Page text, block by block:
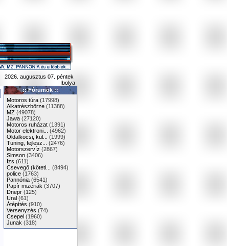
2026. augusztus 07. péntek
Ibolya
:: Fórumok ::
Motoros túra (17998)
Alkatrészbörze (11388)
MZ (49078)
Jawa (27120)
Motoros ruházat (1391)
Motor elektroni...
(4962)
Oldalkocsi, kul...
(1999)
Tuning, fejlesz...
(2476)
Motorszervíz (2867)
Simson (3406)
Izs (611)
Csevegő (kötetl...
(8494)
police (1763)
Pannónia (6541)
Papír mizériák (3707)
Dnepr (125)
Ural (61)
Átépítés (910)
Versenyzés (74)
Csepel (1960)
Junak (318)